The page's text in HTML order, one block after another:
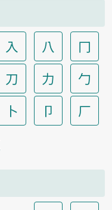
入 八
冂
刀 力
勹
卜 卩
厂